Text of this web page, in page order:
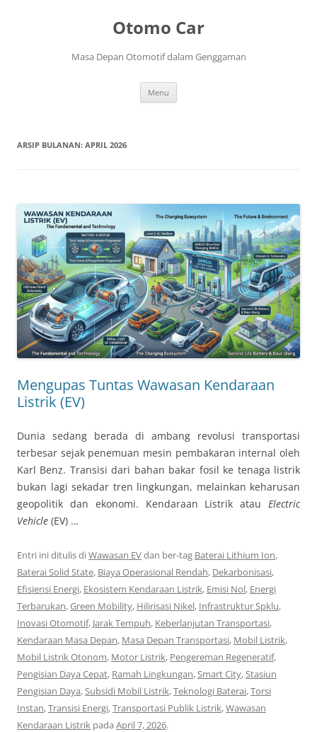
Otomo Car
Masa Depan Otomotif dalam Genggaman
Menu
ARSIP BULANAN: APRIL 2026
Mengupas Tuntas Wawasan Kendaraan
Listrik (EV)
Dunia sedang berada di ambang revolusi transportasi
terbesar sejak penemuan mesin pembakaran internal oleh
Karl Benz. Transisi dari bahan bakar fosil ke tenaga listrik
bukan lagi sekadar tren lingkungan, melainkan keharusan
geopolitik dan ekonomi. Kendaraan Listrik atau Electric
Vehicle (EV) …
Entri ini ditulis diWawasan EVdan ber-tag Baterai Lithium Ion,
Baterai Solid State, Biaya Operasional Rendah, Dekarbonisasi,
Efisiensi Energi, Ekosistem Kendaraan Listrik, Emisi Nol, Energi
Terbarukan,Green Mobility, Hilirisasi Nikel, Infrastruktur Spklu,
Inovasi Otomotif, Jarak Tempuh, Keberlanjutan Transportasi,
Kendaraan Masa Depan, Masa Depan Transportasi, Mobil Listrik,
Mobil Listrik Otonom, Motor Listrik, Pengereman Regeneratif,
Pengisian Daya Cepat, Ramah Lingkungan,Smart City,Stasiun
Pengisian Daya,Subsidi Mobil Listrik,Teknologi Baterai,Torsi
Instan,Transisi Energi,Transportasi Publik Listrik,Wawasan
Kendaraan Listrik pada April 7, 2026.